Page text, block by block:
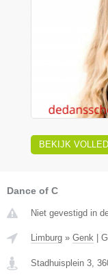
BEKIJK
Dance of C
Niet gevestigd in
Limburg » Genk |
Stadhuisplein 3